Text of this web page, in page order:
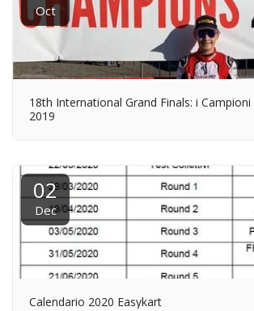
Oct
18th International Grand Finals: i
2019
02
Dec
Calendario 2020 Easykart